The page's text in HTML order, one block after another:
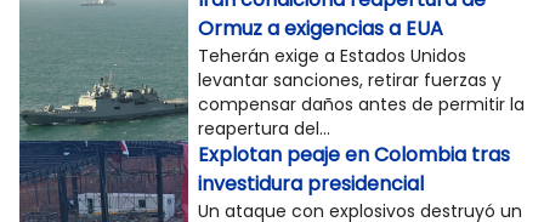
Ormuz a exigencias a EUA
Teherán exige a Estados Unidos
levantar sanciones, retirar fuerzas y
compensar daños antes de permitir la
reapertura del...
Explotan peaje en Colombia tras
investidura presidencial
Un ataque con explosivos destruyó un